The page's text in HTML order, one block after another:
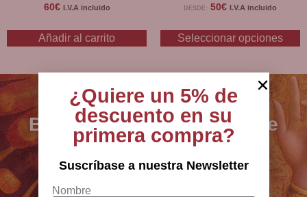
60€ I.V.A incluido
Añadir al carrito
DESDE: 50€ I.V.A incluido
Seleccionar opciones
BCB - especialistas en arte
sacro, joyería y artículos
religiosos desde 1880
¿Quiere un 5% de
descuento en su
primera compra?
Suscríbase a nuestra Newsletter
Nombre